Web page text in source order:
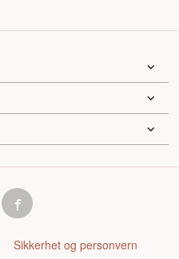
Sikkerhet og personvern